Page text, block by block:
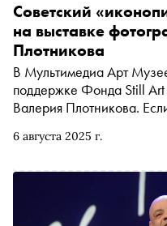
6 августа 2025 г.
Советский
на выставке
Плотникова
В Мультимедиа Арт
поддержке Фонда Still Art
Валерия Плотникова.
нас с его фотографий.
Смоктуновский —
кино, музыканта или
в его объективе